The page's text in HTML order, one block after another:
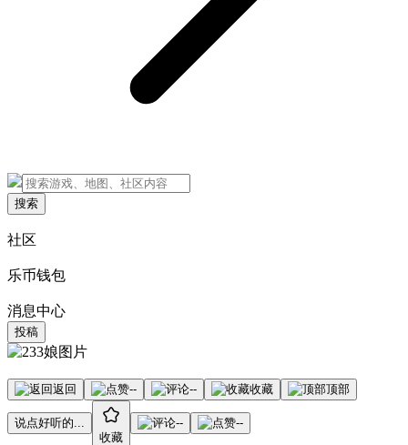
搜索
社区
乐币钱包
消息中心
投稿
返回 -- -- 收藏 顶部
说点好听的...
收藏
-- --